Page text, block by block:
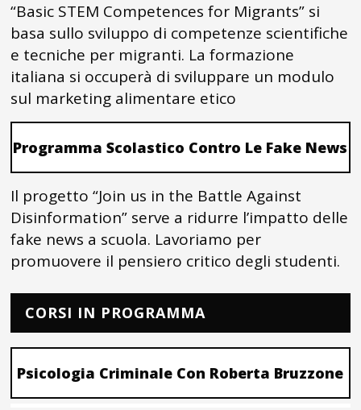
“Basic STEM Competences for Migrants” si
basa sullo sviluppo di competenze scientifiche
e tecniche per migranti. La formazione
italiana si occuperà di sviluppare un modulo
sul marketing alimentare etico
Programma Scolastico Contro Le Fake News
Il progetto “Join us in the Battle Against
Disinformation” serve a ridurre l’impatto delle
fake news a scuola. Lavoriamo per
promuovere il pensiero critico degli studenti.
CORSI IN PROGRAMMA
Psicologia Criminale Con Roberta Bruzzone